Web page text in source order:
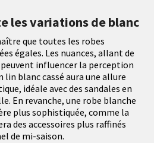
les variations de blanc
que toutes les robes
égales. Les nuances, allant de
influencer la perception
lin blanc cassé aura une allure
idéale avec des sandales en
En revanche, une robe blanche
plus sophistiquée, comme la
des accessoires plus raffinés
de mi-saison.